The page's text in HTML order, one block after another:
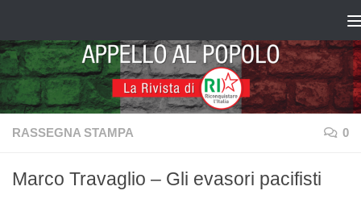
RASSEGNA STAMPA 0
Marco Travaglio – Gli evasori pacifisti